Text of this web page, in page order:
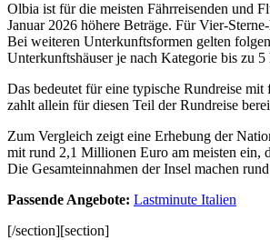
Olbia ist für die meisten Fährreisenden und
Januar 2026 höhere Beträge. Für Vier-
Bei weiteren Unterkunftsformen gelten
Unterkunftshäuser je nach Kategorie bis zu 5
Das bedeutet für eine typische Rundreise
zahlt allein für diesen Teil der Rundreise
Zum Vergleich zeigt eine Erhebung der
mit rund 2,1 Millionen Euro am meisten
Die Gesamteinnahmen der Insel machen
Passende Angebote: Lastminute Italien
[/section][section]